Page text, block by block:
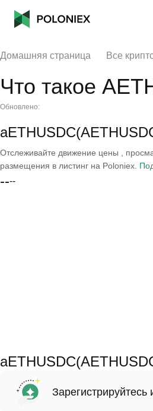
Домашняя страница Все
Что такое
Обновлено:
Отслеживайте движение цены ,
размещения в листинг на Poloniex.
----